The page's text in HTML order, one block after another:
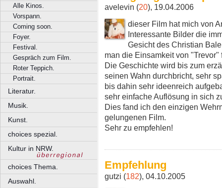
Alle Kinos.
Vorspann.
Coming soon.
Foyer.
Festival.
Gespräch zum Film.
Roter Teppich.
Portrait.
Literatur.
Musik.
Kunst.
choices spezial.
Kultur in NRW.
choices Thema.
Auswahl.
avelevin (20), 19.04.2006
dieser Film hat mich von
Interessante Bilder die
Gesicht des Christian
man die Einsamkeit von
Die Geschichte wird bis zum
seinen Wahn durchbricht, sehr
bis dahin sehr ideenreich
sehr einfache Auflösung in sich
Dies fand ich den einzigen
gelungenen Film.
Sehr zu empfehlen!
Empfehlung
gutzi (182), 04.10.2005